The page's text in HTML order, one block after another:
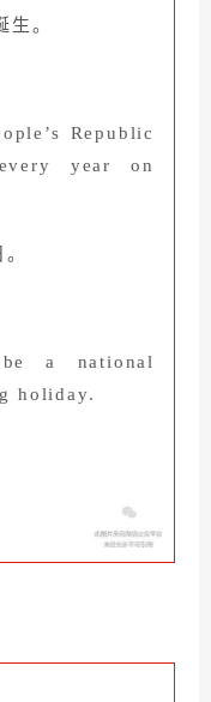
生。
Republic
year on
a national
holiday.